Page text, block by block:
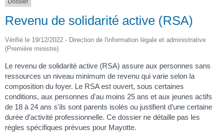
Dossier
Revenu de solidarité active (RSA)
Vérifié le 19/12/2022 - Direction de l'information légale et administrative
(Première ministre)
Le revenu de solidarité active (RSA) assure aux personnes sans
ressources un niveau minimum de revenu qui varie selon la
composition du foyer. Le RSA est ouvert, sous certaines
conditions, aux personnes d'au moins 25 ans et aux jeunes actifs
de 18 à 24 ans s'ils sont parents isolés ou justifient d’une certaine
durée d’activité professionnelle. Ce dossier ne détaille pas les
règles spécifiques prévues pour Mayotte.